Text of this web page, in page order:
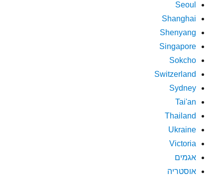
Seoul
Shanghai
Shenyang
Singapore
Sokcho
Switzerland
Sydney
Tai'an
Thailand
Ukraine
Victoria
אגמים
אוסטריה